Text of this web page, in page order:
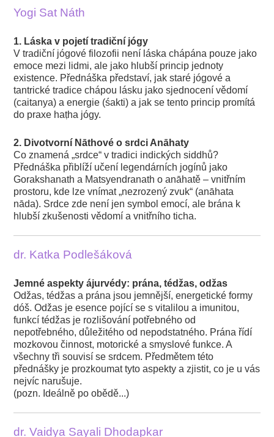
Yogi Sat Náth
1. Láska v pojetí tradiční jógy
V tradiční jógové filozofii není láska chápána pouze jako
emoce mezi lidmi, ale jako hlubší princip jednoty
existence. Přednáška představí, jak staré jógové a
tantrické tradice chápou lásku jako sjednocení vědomí
(caitanya) a energie (śakti) a jak se tento princip promítá
do praxe haṭha jógy.
2. Divotvorní Nāthové o srdci Anāhaty
Co znamená „srdce“ v tradici indických siddhů?
Přednáška přiblíží učení legendárních jogínů jako
Gorakshanath a Matsyendranath o anāhatě – vnitřním
prostoru, kde lze vnímat „nezrozený zvuk“ (anāhata
nāda). Srdce zde není jen symbol emocí, ale brána k
hlubší zkušenosti vědomí a vnitřního ticha.
dr. Katka Podlešáková
Jemné aspekty ájurvédy: prána, tédžas, odžas
Odžas, tédžas a prána jsou jemnější, energetické formy
dóš. Odžas je esence pojící se s vitalilou a imunitou,
funkcí tédžas je rozlišování potřebného od
nepotřebného, důležitého od nepodstatného. Prána řídí
mozkovou činnost, motorické a smyslové funkce. A
všechny tři souvisí se srdcem. Předmětem této
přednášky je prozkoumat tyto aspekty a zjistit, co je u vás
nejvíc narušuje.
(pozn. Ideálně po obědě...)
dr. Vaidya Sayali Dhodapkar